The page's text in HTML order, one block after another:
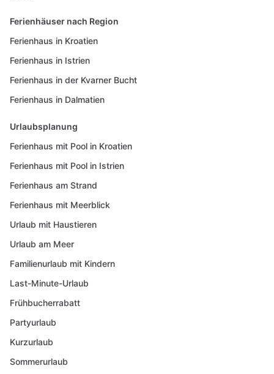
Ferienhäuser nach Region
Ferienhaus in Kroatien
Ferienhaus in Istrien
Ferienhaus in der Kvarner Bucht
Ferienhaus in Dalmatien
Urlaubsplanung
Ferienhaus mit Pool in Kroatien
Ferienhaus mit Pool in Istrien
Ferienhaus am Strand
Ferienhaus mit Meerblick
Urlaub mit Haustieren
Urlaub am Meer
Familienurlaub mit Kindern
Last-Minute-Urlaub
Frühbucherrabatt
Partyurlaub
Kurzurlaub
Sommerurlaub